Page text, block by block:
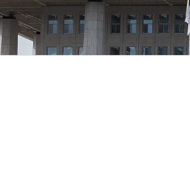
정보공개
HOME 유가족회원 로그인
기